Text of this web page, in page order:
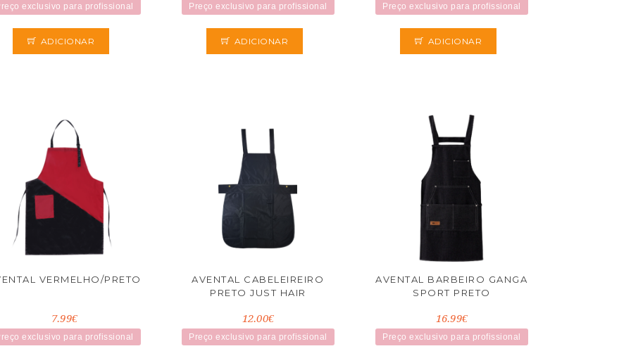
exclusivo para profissional
ADICIONAR
Preço exclusivo para profissional
ADICIONAR
Preço exclusivo para profissional
ADICIONAR
VERMELHO/PRETO
7.99€
exclusivo para profissional
AVENTAL CABELEIREIRO
PRETO JUST HAIR
12.00€
Preço exclusivo para profissional
AVENTAL BARBEIRO GANGA
SPORT PRETO
16.99€
Preço exclusivo para profissional